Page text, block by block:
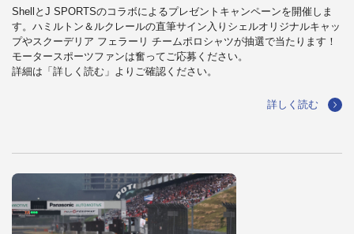
ShellとJ SPORTSのコラボによるプレゼントキャンペーンを開催しま
す。ハミルトン＆ルクレールの直筆サイン入りシェルオリジナルキャッ
プやスクーデリア フェラーリ チームポロシャツが抽選で当たります！
モータースポーツファンは奮ってご応募ください。
詳細は「詳しく読む」よりご確認ください。
詳しく読む